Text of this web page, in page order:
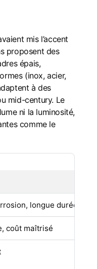
mis l’accent
proposent des
épais,
(inox, acier,
à des
mid-century. Le
ni la luminosité,
comme le
longue durée de vie
coût maîtrisé